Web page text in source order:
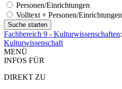
Personen/Einrichtungen
Volltext + Personen/Einrichtungen
Fachbereich 9 - Kulturwissenschaften:
Kulturwissenschaft
MENÜ
INFOS FÜR
DIREKT ZU